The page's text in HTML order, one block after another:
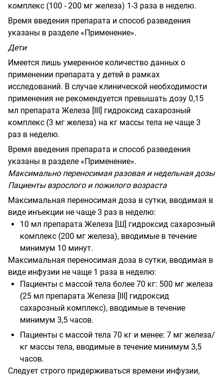
комплекс (100 - 200 мг железа) 1-3 раза в неделю.
Время введения препарата и способ разведения
указаны в разделе «Применение».
Дети
Имеется лишь умеренное количество данных о
применении препарата у детей в рамках
исследований. В случае клинической необходимости
применения не рекомендуется превышать дозу 0,15
мл препарата Железа [III] гидроксид сахарозный
комплекс (3 мг железа) на кг массы тела не чаще 3
раз в неделю.
Время введения препарата и способ разведения
указаны в разделе «Применение».
Максимально переносимая разовая и недельная дозы
Пациенты взрослого и пожилого возраста
Максимальная переносимая доза в сутки, вводимая в
виде инъекции не чаще 3 раз в неделю:
10 мл препарата Железа [Ш] гидроксид сахарозный
комплекс (200 мг железа), вводимые в течение
минимум 10 минут.
Максимальная переносимая доза в сутки, вводимая в
виде инфузии не чаще 1 раза в неделю:
Пациенты с массой тела более 70 кг: 500 мг железа
(25 мл препарата Железа [III] гидроксид
сахарозный комплекс), вводимые в течение
минимум 3,5 часов.
Пациенты с массой тела 70 кг и менее: 7 мг железа/
кг массы тела, вводимые в течение минимум 3,5
часов.
Следует строго придерживаться времени инфузии,